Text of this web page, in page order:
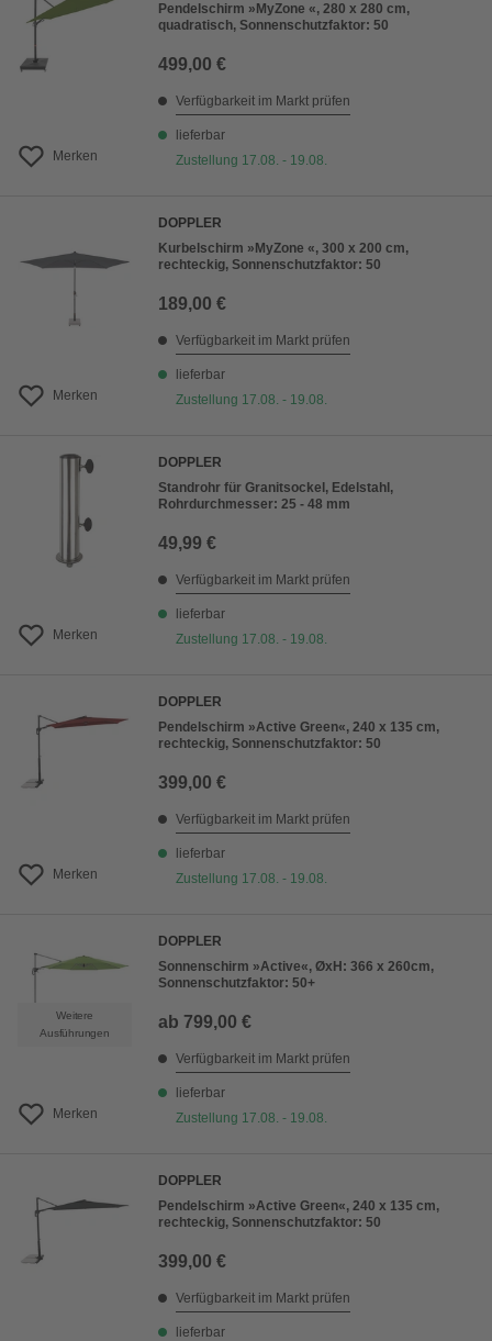
Merken
Pendelschirm »MyZone «, 280 x 280 cm,
quadratisch, Sonnenschutzfaktor: 50
499,00 €
Verfügbarkeit im Markt prüfen
lieferbar
Zustellung 17.08. - 19.08.
Merken
DOPPLER
Kurbelschirm »MyZone «, 300 x 200 cm,
rechteckig, Sonnenschutzfaktor: 50
189,00 €
Verfügbarkeit im Markt prüfen
lieferbar
Zustellung 17.08. - 19.08.
Merken
DOPPLER
Standrohr für Granitsockel, Edelstahl,
Rohrdurchmesser: 25 - 48 mm
49,99 €
Verfügbarkeit im Markt prüfen
lieferbar
Zustellung 17.08. - 19.08.
Merken
DOPPLER
Pendelschirm »Active Green«, 240 x 135 cm,
rechteckig, Sonnenschutzfaktor: 50
399,00 €
Verfügbarkeit im Markt prüfen
lieferbar
Zustellung 17.08. - 19.08.
Weitere
Ausführungen
Merken
DOPPLER
Sonnenschirm »Active«, ØxH: 366 x 260cm,
Sonnenschutzfaktor: 50+
ab 799,00 €
Verfügbarkeit im Markt prüfen
lieferbar
Zustellung 17.08. - 19.08.
DOPPLER
Pendelschirm »Active Green«, 240 x 135 cm,
rechteckig, Sonnenschutzfaktor: 50
399,00 €
Verfügbarkeit im Markt prüfen
lieferbar